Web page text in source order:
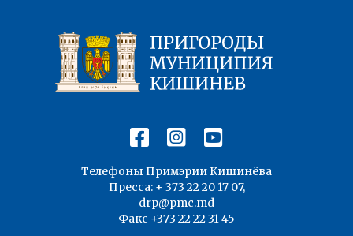
Телефоны Примэрии Кишинёва
Пресса: + 373 22 20 17 07,
drp@pmc.md
Факс +373 22 22 31 45